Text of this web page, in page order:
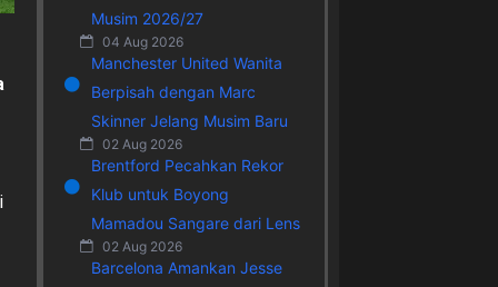
Musim 2026/27
04 Aug 2026
Manchester United Wanita
Berpisah dengan Marc
Skinner Jelang Musim Baru
02 Aug 2026
Brentford Pecahkan Rekor
Klub untuk Boyong
Mamadou Sangare dari Lens
02 Aug 2026
Barcelona Amankan Jesse